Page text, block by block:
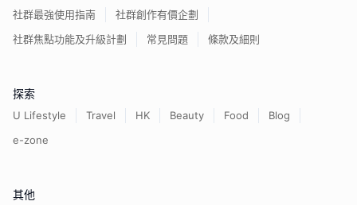
社群最強使用指南
社群創作有價企劃
社群焦點功能及升級計劃
常見問題 條款及細則
探索
U Lifestyle Travel HK Beauty Food
Blog
e-zone
其他